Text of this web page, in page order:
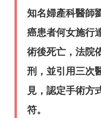
知名婦產科醫師
癌患者何女施行
術後死亡，法院
刑，並引用三次
見，認定手術方
符。